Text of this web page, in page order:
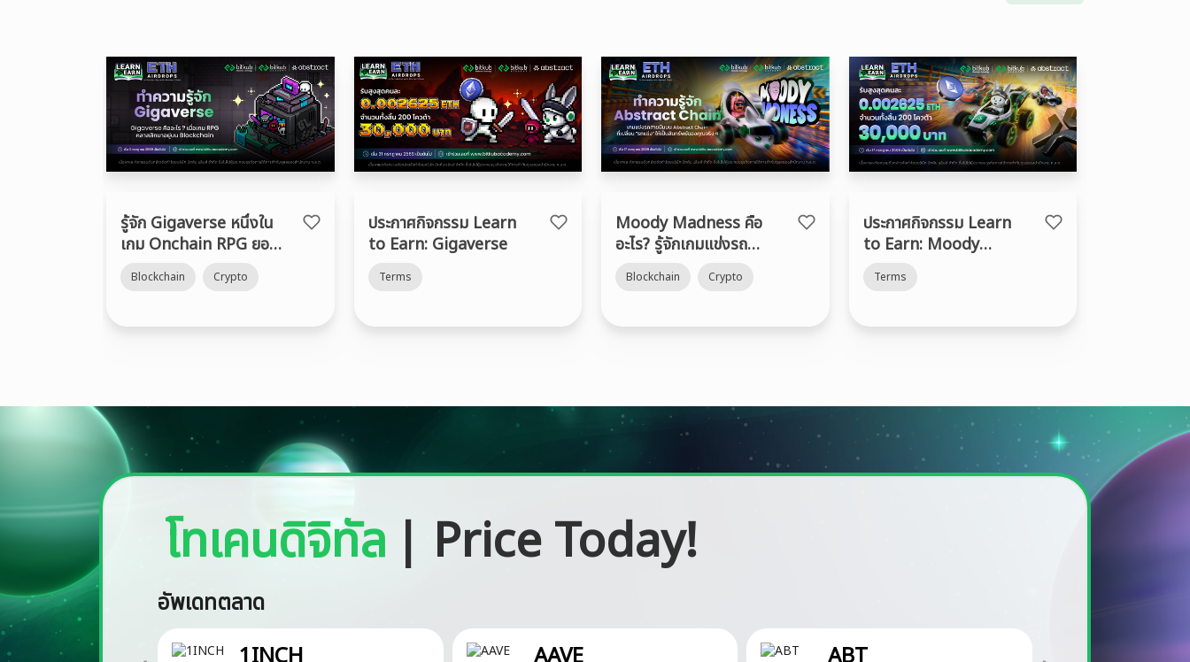
รู้จัก Gigaverse หนึ่งใน
เกม Onchain RPG ยอด
นิยมบน Abstract
Chain
Blockchain Crypto
ประกาศกิจกรรม Learn
to Earn: Gigaverse
Terms
Moody Madness คือ
อะไร? รู้จักเกมแข่งรถ
Web3 สุดป่วนบน
Abstract พร้อมวิธีรับ
Blockchain Crypto
ประกาศกิจกรรม Learn
to Earn: Moody
Terms
โทเคนดิจิทัล | Price Today!
อัพเดทตลาด